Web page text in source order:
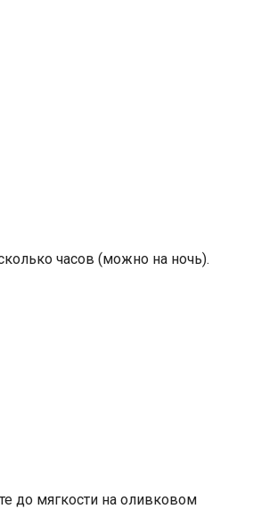
часов (можно на ночь).
до мягкости на оливковом